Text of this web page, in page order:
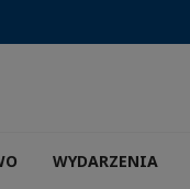
WYDARZENIA